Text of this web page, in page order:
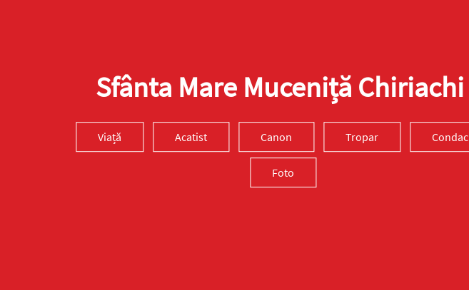
Sfânta Mare Muceniță Chiriachi
Viață Acatist Canon Tropar Condac
Foto